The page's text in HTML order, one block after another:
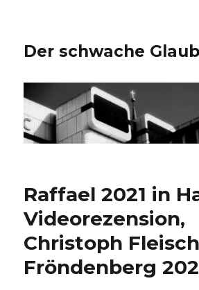
Der schwache
Raffael 2021 in
Videorezension,
Christoph
Fröndenberg